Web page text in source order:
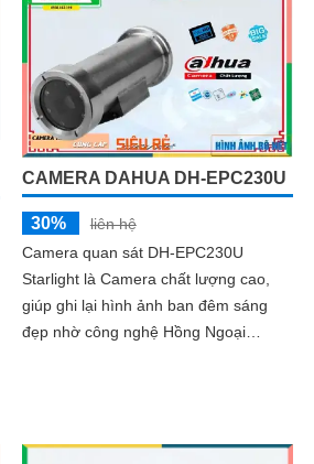
CAMERA DAHUA DH-EPC230U
30%
liên hệ
Camera quan sát DH-EPC230U
Starlight là Camera chất lượng cao,
giúp ghi lại hình ảnh ban đêm sáng
đẹp nhờ công nghệ Hồng Ngoại